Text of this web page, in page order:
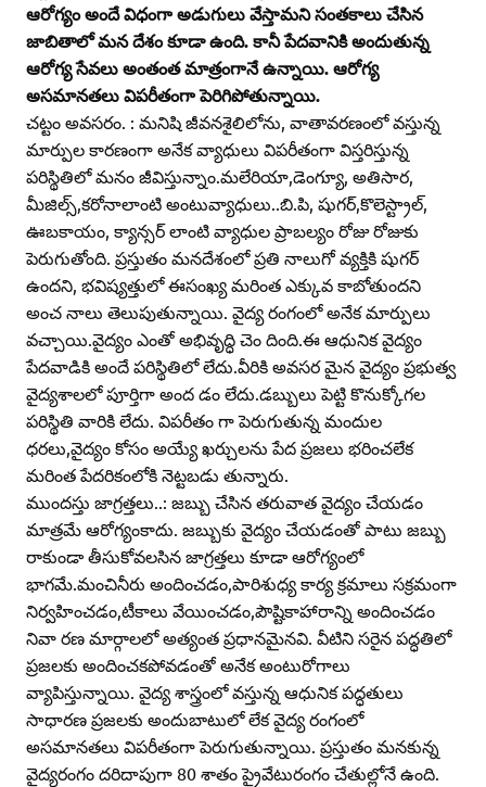
ఆరోగ్యం అందే విధంగా అడుగులు వేస్తామని సంతకాలు చేసిన
జాబితాలో మన దేశం కూడా ఉంది. కానీ పేదవానికి అందుతున్న
ఆరోగ్య సేవలు అంతంత మాత్రంగానే ఉన్నాయి. ఆరోగ్య
అసమానతలు విపరీతంగా పెరిగిపోతున్నాయి.
చట్టం అవసరం. : మనిషి జీవనశైలిలోను, వాతావరణంలో వస్తున్న
మార్పుల కారణంగా అనేక వ్యాధులు విపరీతంగా విస్తరిస్తున్న
పరిస్థితిలో మనం జీవిస్తున్నాం.మలేరియా,డెంగ్యూ, అతిసార,
మీజిల్స్‌,కరోనాలాంటి అంటువ్యాధులు..బి.పి, షుగర్‌,కొలెస్ట్రాల్‌,
ఊబకాయం, క్యాన్సర్‌ లాంటి వ్యాధుల ప్రాబల్యం రోజు రోజుకు
పెరుగుతోంది. ప్రస్తుతం మనదేశంలో ప్రతి నాలుగో వ్యక్తికి షుగర్‌
ఉందని, భవిష్యత్తులో ఈసంఖ్య మరింత ఎక్కువ కాబోతుందని
అంచ నాలు తెలుపుతున్నాయి. వైద్య రంగంలో అనేక మార్పులు
వచ్చాయి.వైద్యం ఎంతో అభివృద్ధి చెం దింది.ఈ ఆధునిక వైద్యం
పేదవాడికి అందే పరిస్థితిలో లేదు.వీరికి అవసర మైన వైద్యం ప్రభుత్వ
వైద్యశాలలో పూర్తిగా అంద డం లేదు.డబ్బులు పెట్టి కొనుక్కోగల
పరిస్థితి వారికి లేదు. విపరీతం గా పెరుగుతున్న మందుల
ధరలు,వైద్యం కోసం అయ్యే ఖర్చులను పేద ప్రజలు భరించలేక
మరింత పేదరికంలోకి నెట్టబడు తున్నారు.
ముందస్తు జాగ్రత్తలు..: జబ్బు చేసిన తరువాత వైద్యం చేయడం
మాత్రమే ఆరోగ్యంకాదు. జబ్బుకు వైద్యం చేయడంతో పాటు జబ్బు
రాకుండా తీసుకోవలసిన జాగ్రత్తలు కూడా ఆరోగ్యంలో
భాగమే.మంచినీరు అందించడం,పారిశుధ్య కార్య క్రమాలు సక్రమంగా
నిర్వహించడం,టీకాలు వేయించడం,పౌష్టికాహారాన్ని అందించడం
నివా రణ మార్గాలలో అత్యంత ప్రధానమైనవి. వీటిని సరైన పద్ధతిలో
ప్రజలకు అందించకపోవడంతో అనేక అంటురోగాలు
వ్యాపిస్తున్నాయి. వైద్య శాస్త్రంలో వస్తున్న ఆధునిక పద్ధతులు
సాధారణ ప్రజలకు అందుబాటులో లేక వైద్య రంగంలో
అసమానతలు విపరీతంగా పెరుగుతున్నాయి. ప్రస్తుతం మనకున్న
వైద్యరంగం దరిదాపుగా 80 శాతం ప్రైవేటురంగం చేతుల్లోనే ఉంది.